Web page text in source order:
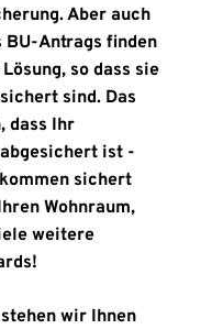
Aber auch
BU-Antrags finden
so dass sie
sind. Das
dass Ihr
ist -
sichert
Wohnraum,
weitere
wir Ihnen